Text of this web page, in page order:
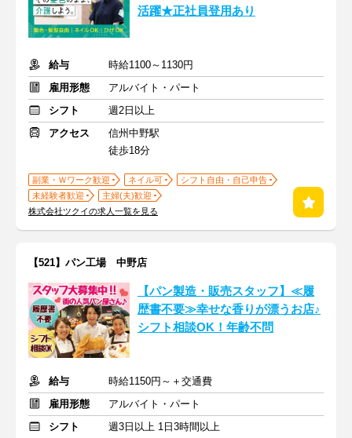
活躍★正社員登用あり
給与
時給1100～1130円
雇用形態
アルバイト・パート
シフト
週2日以上
アクセス
信州中野駅
徒歩18分
副業・Ｗワーク歓迎 ネイル可
シフト自由・自己申告
未経験者歓迎
主婦(夫)歓迎
株式会社ツクイの求人一覧を見る
【521】パン工場 中野店
【パン製造・販売スタッフ】≪履
歴書不要≫幸せな香りが漂うお店♪
シフト相談OK！年齢不問
給与
時給1150円～＋交通費
雇用形態
アルバイト・パート
シフト
週3日以上 1日3時間以上